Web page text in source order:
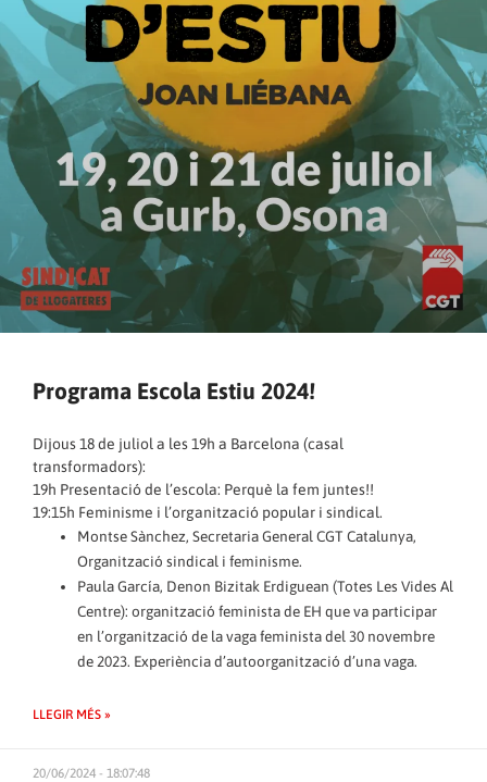
Programa Escola Estiu 2024!
Dijous 18 de juliol a les 19h a Barcelona (casal
transformadors):
19h Presentació de l’escola: Perquè la fem juntes!!
19:15h Feminisme i l’organització popular i sindical.
Montse Sànchez, Secretaria General CGT Catalunya,
Organització sindical i feminisme.
Paula García, Denon Bizitak Erdiguean (Totes Les Vides Al
Centre): organització feminista de EH que va participar
en l’organització de la vaga feminista del 30 novembre
de 2023. Experiència d’autoorganització d’una vaga.
LLEGIR MÉS »
20/06/2024 - 18:07:48